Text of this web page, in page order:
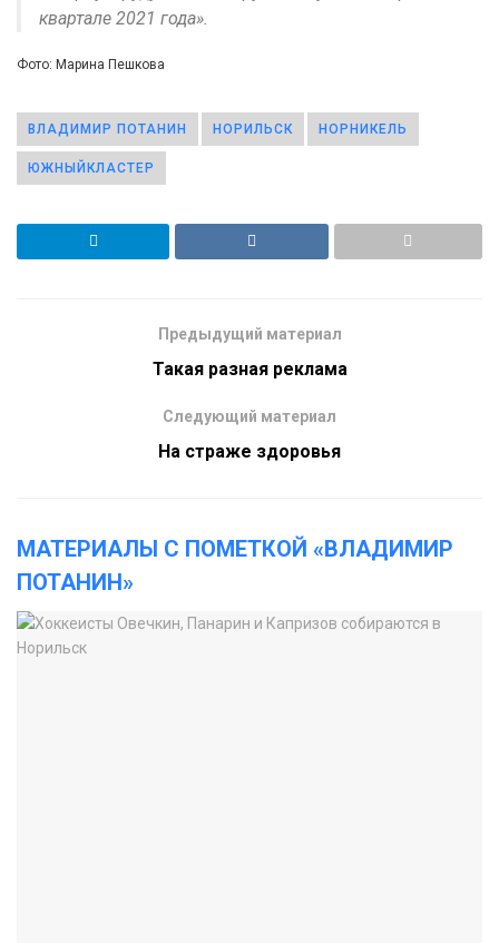
квартале 2021 года».
Фото: Марина Пешкова
ВЛАДИМИР ПОТАНИН НОРИЛЬСК НОРНИКЕЛЬ
ЮЖНЫЙКЛАСТЕР
Предыдущий материал
Такая разная реклама
Следующий материал
На страже здоровья
МАТЕРИАЛЫ С ПОМЕТКОЙ «ВЛАДИМИР
ПОТАНИН»